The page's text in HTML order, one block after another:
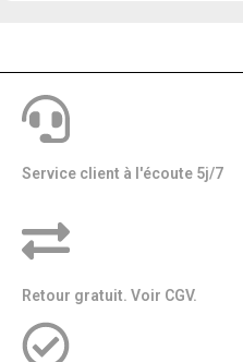
Service client à l'écoute 5j/7
Retour gratuit. Voir CGV.